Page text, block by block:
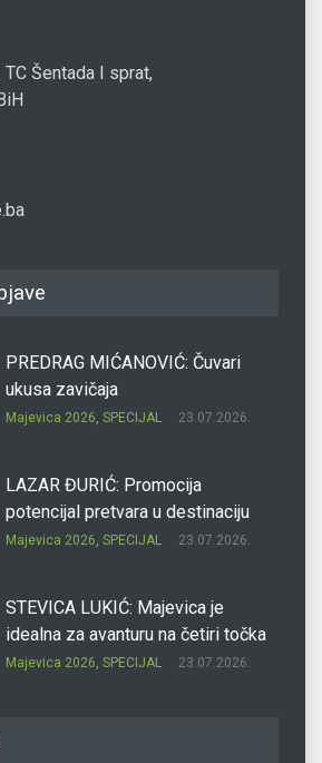
Šentada I sprat,
PREDRAG MIĆANOVIĆ: Čuvari
ukusa zavičaja
Majevica 2026, SPECIJAL 23.07.2026.
LAZAR ĐURIĆ: Promocija
potencijal pretvara u destinaciju
Majevica 2026, SPECIJAL 23.07.2026.
STEVICA LUKIĆ: Majevica je
idealna za avanturu na četiri točka
Majevica 2026, SPECIJAL 23.07.2026.